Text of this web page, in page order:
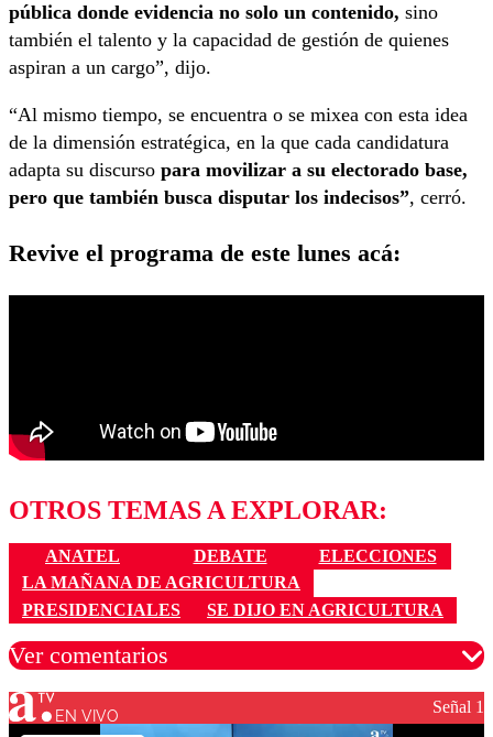
pública donde evidencia no solo un contenido, sino
también el talento y la capacidad de gestión de quienes
aspiran a un cargo”, dijo.
“Al mismo tiempo, se encuentra o se mixea con esta idea
de la dimensión estratégica, en la que cada candidatura
adapta su discurso para movilizar a su electorado base,
pero que también busca disputar los indecisos”, cerró.
Revive el programa de este lunes acá:
OTROS TEMAS A EXPLORAR:
ANATEL DEBATE
ELECCIONES
LA MAÑANA DE AGRICULTURA
PRESIDENCIALES
SE DIJO EN AGRICULTURA
Ver comentarios
Los comentarios son moderados para garantizar un
EN VIVO Señal 1